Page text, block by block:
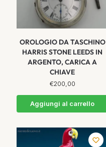
OROLOGIO DA TASCHINO
HARRIS STONE LEEDS IN
ARGENTO, CARICA A
CHIAVE
€200,00
Aggiungi al carrello